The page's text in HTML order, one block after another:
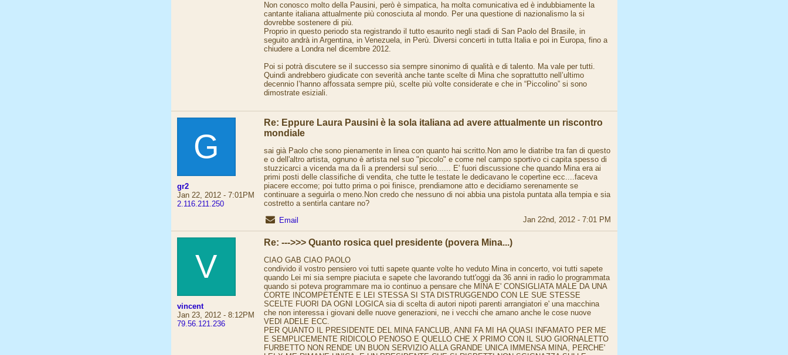
Non conosco molto della Pausini, però è simpatica, ha molta comunicativa ed è indubbiamente la
cantante italiana attualmente più conosciuta al mondo. Per una questione di nazionalismo la si
dovrebbe sostenere di più.
Proprio in questo periodo sta registrando il tutto esaurito negli stadi di San Paolo del Brasile, in
seguito andrà in Argentina, in Venezuela, in Perù. Diversi concerti in tutta Italia e poi in Europa, fino a
chiudere a Londra nel dicembre 2012.
Poi si potrà discutere se il successo sia sempre sinonimo di qualità e di talento. Ma vale per tutti.
Quindi andrebbero giudicate con severità anche tante scelte di Mina che soprattutto nell’ultimo
decennio l’hanno affossata sempre più, scelte più volte considerate e che in “Piccolino” si sono
dimostrate esiziali.
G
gr2
Jan 22, 2012 - 7:01PM
2.116.211.250
Re: Eppure Laura Pausini è la sola italiana ad avere attualmente un riscontro
mondiale
sai già Paolo che sono pienamente in linea con quanto hai scritto.Non amo le diatribe tra fan di questo
e o dell'altro artista, ognuno è artista nel suo "piccolo" e come nel campo sportivo ci capita spesso di
stuzzicarci a vicenda ma da lì a prendersi sul serio...... E' fuori discussione che quando Mina era ai
primi posti delle classifiche di vendita, che tutte le testate le dedicavano le copertine ecc....faceva
piacere eccome; poi tutto prima o poi finisce, prendiamone atto e decidiamo serenamente se
continuare a seguirla o meno.Non credo che nessuno di noi abbia una pistola puntata alla tempia e sia
costretto a sentirla cantare no?
Email
Jan 22nd, 2012 - 7:01 PM
V
vincent
Jan 23, 2012 - 8:12PM
79.56.121.236
Re: --->>> Quanto rosica quel presidente (povera Mina...)
CIAO GAB CIAO PAOLO
condivido il vostro pensiero voi tutti sapete quante volte ho veduto Mina in concerto, voi tutti sapete
quando Lei mi sia sempre piaciuta e sapete che lavorando tutt'oggi da 36 anni in radio lo programmata
quando si poteva programmare ma io continuo a pensare che MINA E' CONSIGLIATA MALE DA UNA
CORTE INCOMPETENTE E LEI STESSA SI STA DISTRUGGENDO CON LE SUE STESSE
SCELTE FUORI DA OGNI LOGICA sia di scelta di autori nipoti parenti arrangiatori e' una macchina
che non interessa i giovani delle nuove generazioni, ne i vecchi che amano anche le cose nuove
VEDI ADELE ECC.
PER QUANTO IL PRESIDENTE DEL MINA FANCLUB, ANNI FA MI HA QUASI INFAMATO PER ME
E SEMPLICEMENTE RIDICOLO PENOSO E QUELLO CHE X PRIMO CON IL SUO GIORNALETTO
FURBETTO NON RENDE UN BUON SERVIZIO ALLA GRANDE UNICA IMMENSA MINA, PERCHE'